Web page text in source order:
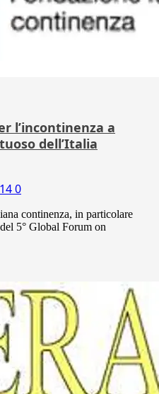
l’incontinenza a
dell’Italia
0
continenza, in particolare
5° Global Forum on